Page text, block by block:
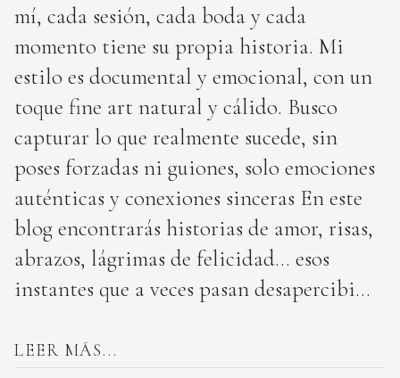
mí, cada sesión, cada boda y cada
momento tiene su propia historia. Mi
estilo es documental y emocional, con un
toque fine art natural y cálido. Busco
capturar lo que realmente sucede, sin
poses forzadas ni guiones, solo emociones
auténticas y conexiones sinceras En este
blog encontrarás historias de amor, risas,
abrazos, lágrimas de felicidad… esos
instantes que a veces pasan desapercibi...
LEER MÁS...